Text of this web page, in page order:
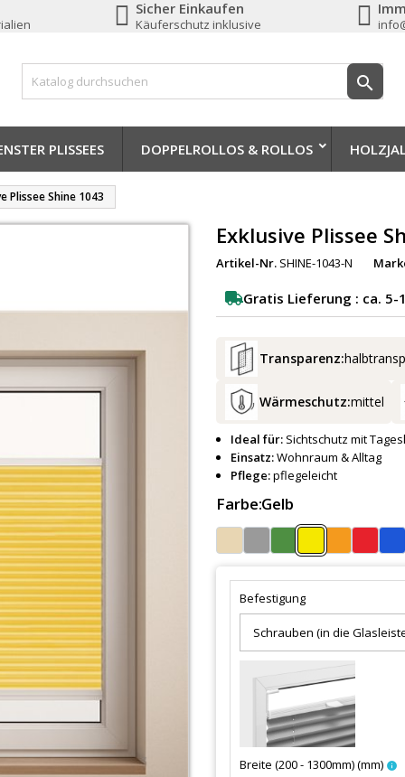
Sicher Einkaufen
Käuferschutz inklusive

PLISSEES DOPPELROLLOS & ROLLOS
Plissee Shine 1043
Exklusive Plissee
Artikel-Nr. SHINE-1043-N
Gratis Lieferung : ca.
Transparenz:
Wärmeschutz:mittel
Ideal für: Sichtschutz mit
Einsatz:Wohnraum & Alltag
Pflege:pflegeleicht
Farbe:Gelb
Befestigung
Breite (200 - 1300mm)(mm) info